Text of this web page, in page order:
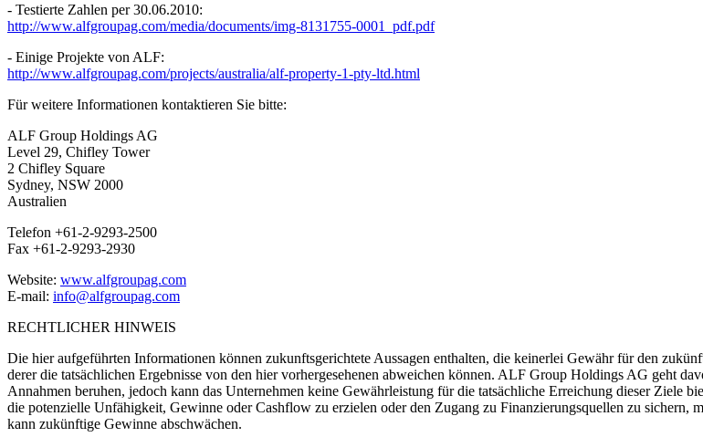
- Testierte Zahlen per 30.06.2010:
http://www.alfgroupag.com/media/documents/img-8131755-0001_pdf.pdf
- Einige Projekte von ALF:
http://www.alfgroupag.com/projects/australia/alf-property-1-pty-ltd.html
Für weitere Informationen kontaktieren Sie bitte:
ALF Group Holdings AG
Level 29, Chifley Tower
2 Chifley Square
Sydney, NSW 2000
Australien
Telefon +61-2-9293-2500
Fax +61-2-9293-2930
Website: www.alfgroupag.com
E-mail: info@alfgroupag.com
RECHTLICHER HINWEIS
Die hier aufgeführten Informationen können zukunftsgerichtete Aussagen enthalten, die keinerlei Gewähr für den
derer die tatsächlichen Ergebnisse von den hier vorhergesehenen abweichen können. ALF Group Holdings AG geht
Annahmen beruhen, jedoch kann das Unternehmen keine Gewährleistung für die tatsächliche Erreichung dieser Ziele
die potenzielle Unfähigkeit, Gewinne oder Cashflow zu erzielen oder den Zugang zu Finanzierungsquellen zu
kann zukünftige Gewinne abschwächen.